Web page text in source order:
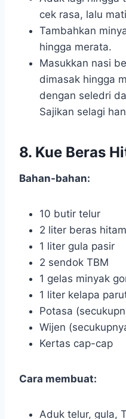
cek rasa, lalu
Tambahkan
hingga merata.
Masukkan nasi
dimasak hingga
dengan seledri
Sajikan selagi
8. Kue Beras
Bahan-bahan:
10 butir telur
2 liter beras hitam
1 liter gula pasir
2 sendok TBM
1 gelas minyak
1 liter kelapa
Potasa
Wijen
Kertas cap-cap
Cara membuat:
Aduk telur, gula,